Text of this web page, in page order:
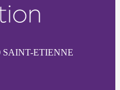
SAINT-ETIENNE